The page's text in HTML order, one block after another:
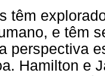
têm
e têm
perspectiva
Hamilton e